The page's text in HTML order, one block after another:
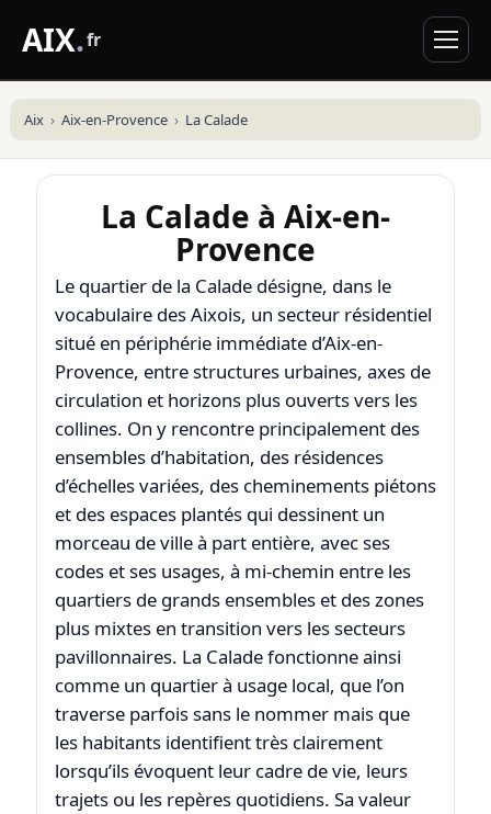
AIX.fr
Aix Aix-en-Provence La Calade
La Calade à Aix-en-
Provence
Le quartier de la Calade désigne, dans le
vocabulaire des Aixois, un secteur résidentiel
situé en périphérie immédiate d’Aix-en-
Provence, entre structures urbaines, axes de
circulation et horizons plus ouverts vers les
collines. On y rencontre principalement des
ensembles d’habitation, des résidences
d’échelles variées, des cheminements piétons
et des espaces plantés qui dessinent un
morceau de ville à part entière, avec ses
codes et ses usages, à mi-chemin entre les
quartiers de grands ensembles et des zones
plus mixtes en transition vers les secteurs
pavillonnaires. La Calade fonctionne ainsi
comme un quartier à usage local, que l’on
traverse parfois sans le nommer mais que
les habitants identifient très clairement
lorsqu’ils évoquent leur cadre de vie, leurs
trajets ou les repères quotidiens. Sa valeur